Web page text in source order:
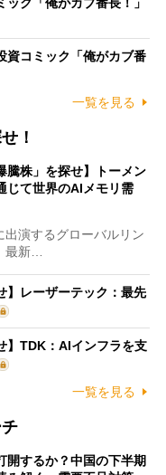
ク「俺がカブ番長！」
コミック「俺がカブ番
一覧を見る
！
騰株」を探せ】トーメン
じて世界のAIメモリ需
演するグローバルリン
最新…
】レーザーテック：最先
】TDK：AIインフラを支
一覧を見る
開するか？中国の下半期